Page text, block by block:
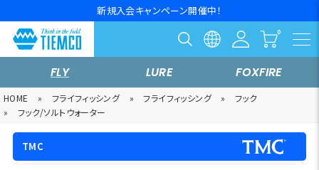
新規入会キャンペーン開催中！
FLY LURE FOXFIRE
HOME » フライフィッシング » フライフィッシング »
フック
»
フック/ソルトウォーター
TMC